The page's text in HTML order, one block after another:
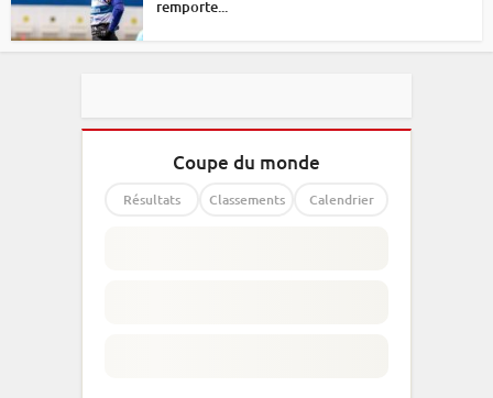
remporte...
Coupe du monde
Résultats Classements Calendrier